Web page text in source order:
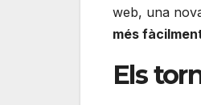
web, una
més
Els